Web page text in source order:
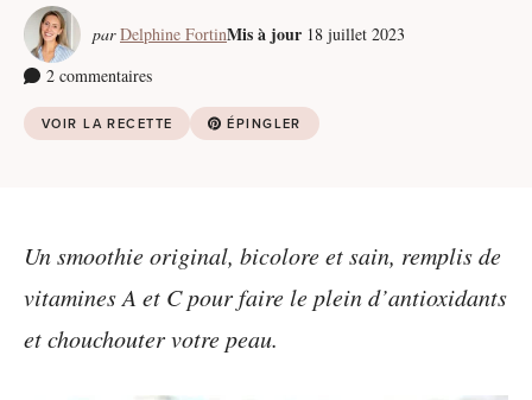
par Delphine FortinMis à jour 18 juillet 2023
2 commentaires
VOIR LA RECETTE ÉPINGLER
Un smoothie original, bicolore et sain, remplis de
vitamines A et C pour faire le plein d’antioxidants
et chouchouter votre peau.